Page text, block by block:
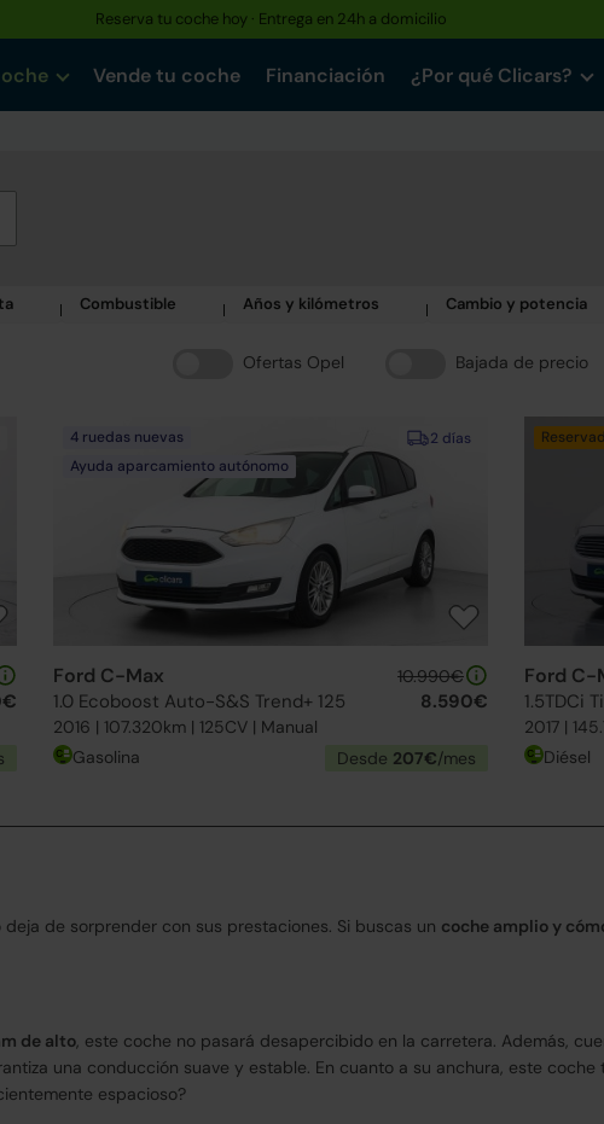
Reserva tu coche hoy · Entrega en 24h a domicilio
Vende tu coche Financiación ¿Por qué Clicars?
Combustible Años y kilómetros Cambio y potencia
Ofertas Opel Bajada de precio
2 días
4 ruedas nuevas
Ayuda aparcamiento autónomo
Ford C-Max
1.0 Ecoboost Auto-S&S Trend+ 125
2016 | 107.320km | 125CV | Manual
10.990€
8.590€
Gasolina Desde 207€/mes
Ford C-
1.5TDCi
2017 |
Diésel
de sorprender con sus prestaciones. Si buscas un coche amplio y
de alto, este coche no pasará desapercibido en la carretera. Además,
una conducción suave y estable. En cuanto a su anchura, este coche
espacioso?